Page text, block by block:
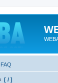
FAQ
[ / ]